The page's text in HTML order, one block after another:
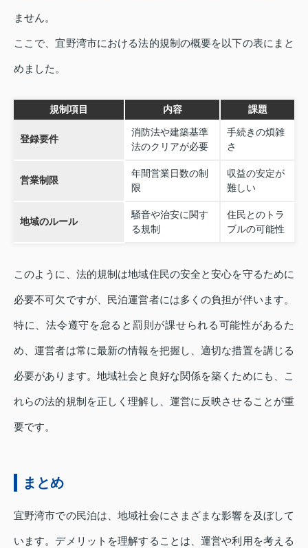
ません。
ここで、宜野湾市における法的規制の概要を以下の表にまと
めました。
規制項目 内容 課題
登録要件
消防法や建築基準
法のクリアが必要
手続きの煩雑
さ
営業制限
年間営業日数の制
限
収益の安定が
難しい
地域のルール
騒音や治安に関す
る規制
住民とのトラ
ブルの可能性
このように、法的規制は地域住民の安全と安心を守るために
必要不可欠ですが、民泊運営者には多くの負担が伴います。
特に、法令遵守を怠ると罰則が課せられる可能性があるた
め、運営者は常に最新の情報を把握し、適切な措置を講じる
必要があります。地域社会と良好な関係を築くためにも、こ
れらの法的規制を正しく理解し、運営に反映させることが重
要です。
まとめ
宜野湾市での民泊は、地域社会にさまざまな影響を及ぼして
います。デメリットを理解することは、運営や利用を考える